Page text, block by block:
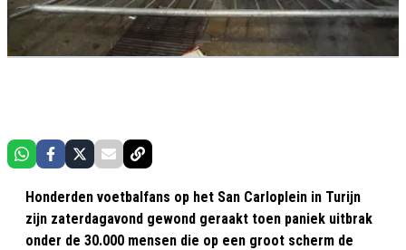
Honderden voetbalfans op het San Carloplein in Turijn
zijn zaterdagavond gewond geraakt toen paniek uitbrak
onder de 30.000 mensen die op een groot scherm de